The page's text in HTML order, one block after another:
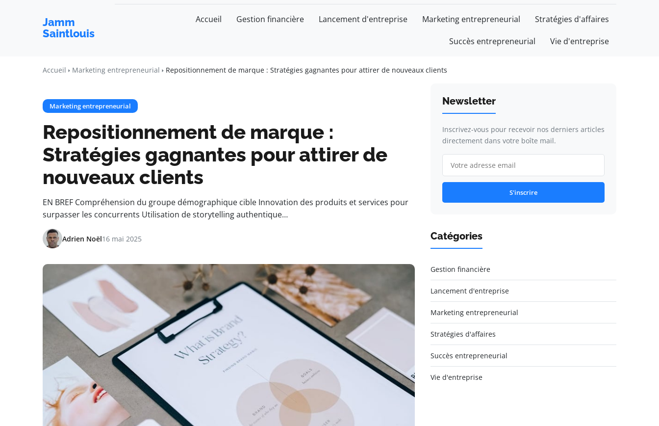
Jamm
Saintlouis
Accueil Gestion financière Lancement d'entreprise Marketing entrepreneurial Stratégies d'affaires
Succès entrepreneurial Vie d'entreprise
Accueil Marketing entrepreneurial Repositionnement de marque : Stratégies gagnantes pour attirer de nouveaux clients
Marketing entrepreneurial
Repositionnement de marque :
Stratégies gagnantes pour attirer de
nouveaux clients
EN BREF Compréhension du groupe démographique cible Innovation des produits et services pour
surpasser les concurrents Utilisation de storytelling authentique…
Adrien Noël16 mai 2025
Newsletter
Inscrivez-vous pour recevoir nos derniers articles
directement dans votre boîte mail.
S'inscrire
Catégories
Gestion financière
Lancement d'entreprise
Marketing entrepreneurial
Stratégies d'affaires
Succès entrepreneurial
Vie d'entreprise